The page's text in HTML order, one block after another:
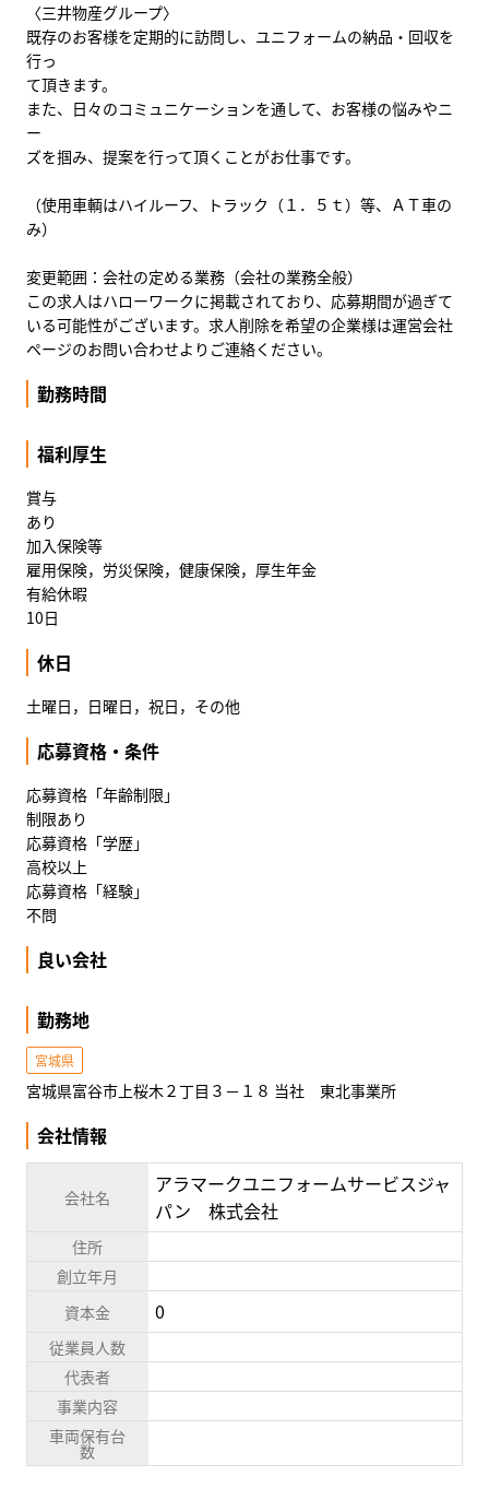
〈三井物産グループ〉
既存のお客様を定期的に訪問し、ユニフォームの納品・回収を
行っ
て頂きます。
また、日々のコミュニケーションを通して、お客様の悩みやニ
ー
ズを掴み、提案を行って頂くことがお仕事です。
（使用車輌はハイルーフ、トラック（１．５ｔ）等、ＡＴ車の
み）
変更範囲：会社の定める業務（会社の業務全般）
この求人はハローワークに掲載されており、応募期間が過ぎて
いる可能性がございます。求人削除を希望の企業様は運営会社
ページのお問い合わせよりご連絡ください。
勤務時間
福利厚生
賞与
あり
加入保険等
雇用保険，労災保険，健康保険，厚生年金
有給休暇
10日
休日
土曜日，日曜日，祝日，その他
応募資格・条件
応募資格「年齢制限」
制限あり
応募資格「学歴」
高校以上
応募資格「経験」
不問
良い会社
勤務地
宮城県
宮城県富谷市上桜木２丁目３－１８ 当社 東北事業所
会社情報
会社名
アラマークユニフォームサービスジャ
パン 株式会社
住所
創立年月
資本金
0
従業員人数
代表者
事業内容
車両保有台
数